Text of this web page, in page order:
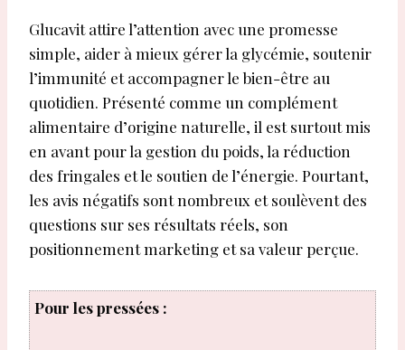
Glucavit attire l’attention avec une promesse
simple, aider à mieux gérer la glycémie, soutenir
l’immunité et accompagner le bien-être au
quotidien. Présenté comme un complément
alimentaire d’origine naturelle, il est surtout mis
en avant pour la gestion du poids, la réduction
des fringales et le soutien de l’énergie. Pourtant,
les avis négatifs sont nombreux et soulèvent des
questions sur ses résultats réels, son
positionnement marketing et sa valeur perçue.
Pour les pressées :